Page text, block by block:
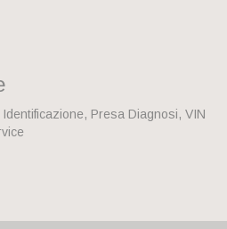
Presa Diagnosi, VIN